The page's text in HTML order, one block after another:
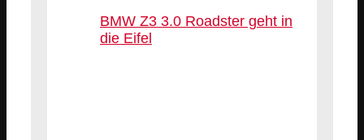
BMW Z3 3.0 Roadster geht in
die Eifel